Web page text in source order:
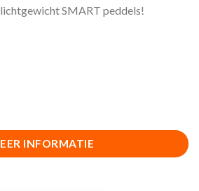
SMART peddels!
INFORMATIE